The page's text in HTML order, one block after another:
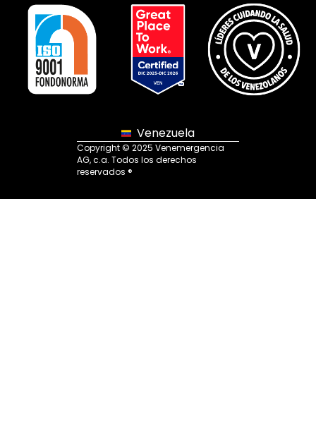
Venezuela
Copyright © 2025 Venemergencia
AG, c.a. Todos los derechos
reservados ®